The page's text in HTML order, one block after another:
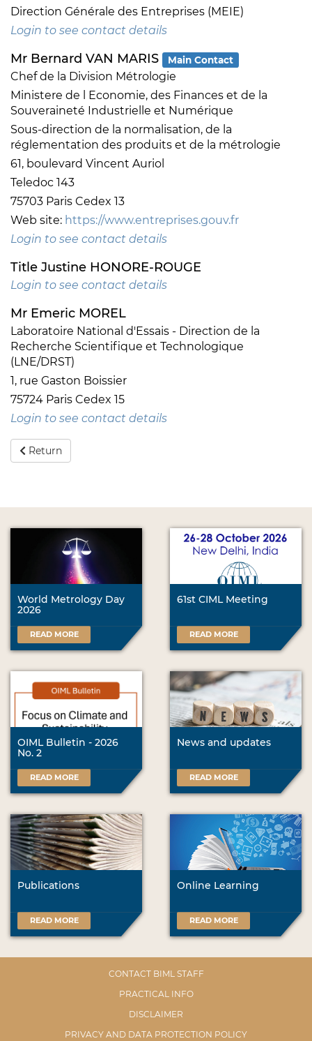
Direction Générale des Entreprises (MEIE)
Login to see contact details
Mr Bernard VAN MARIS Main Contact
Chef de la Division Métrologie
Ministere de l Economie, des Finances et de la
Souveraineté Industrielle et Numérique
Sous-direction de la normalisation, de la
réglementation des produits et de la métrologie
61, boulevard Vincent Auriol
Teledoc 143
75703 Paris Cedex 13
Web site: https://www.entreprises.gouv.fr
Login to see contact details
Title Justine HONORE-ROUGE
Login to see contact details
Mr Emeric MOREL
Laboratoire National d'Essais - Direction de la
Recherche Scientifique et Technologique
(LNE/DRST)
1, rue Gaston Boissier
75724 Paris Cedex 15
Login to see contact details
Return
World Metrology Day
2026
READ MORE
61st CIML Meeting
READ MORE
OIML Bulletin - 2026
No. 2
READ MORE
News and updates
READ MORE
Publications
READ MORE
Online Learning
READ MORE
CONTACT BIML STAFF
PRACTICAL INFO
DISCLAIMER
PRIVACY AND DATA PROTECTION POLICY